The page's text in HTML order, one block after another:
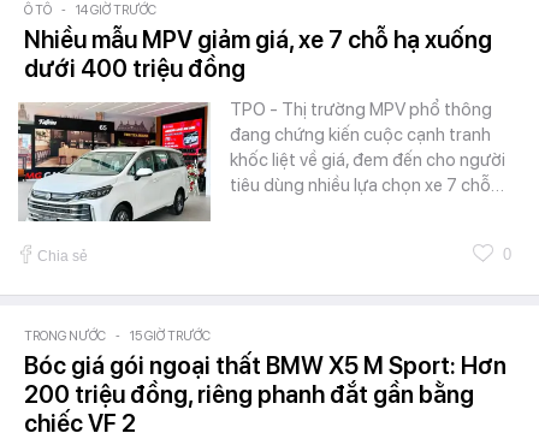
Ô TÔ - 14 GIỜ TRƯỚC
Nhiều mẫu MPV giảm giá, xe 7 chỗ hạ xuống
dưới 400 triệu đồng
TPO - Thị trường MPV phổ thông
đang chứng kiến cuộc cạnh tranh
khốc liệt về giá, đem đến cho người
tiêu dùng nhiều lựa chọn xe 7 chỗ…
Chia sẻ 0
TRONG NƯỚC - 15 GIỜ TRƯỚC
Bóc giá gói ngoại thất BMW X5 M Sport: Hơn
200 triệu đồng, riêng phanh đắt gần bằng
chiếc VF 2